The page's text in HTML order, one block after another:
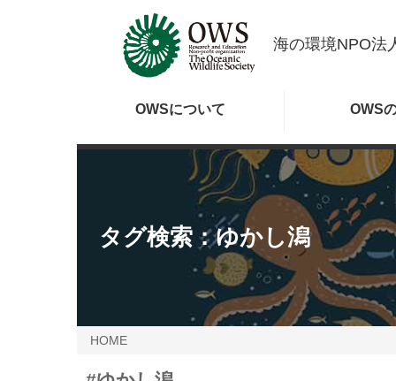
海の環境NPO法
OWSについて OWS
タグ検索：ゆかし潟
HOME